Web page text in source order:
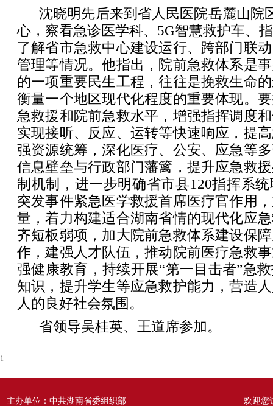
沈晓明先后来到省人民医院岳麓山院
心，察看急诊医学科、5G智慧救护车、
了解省市急救中心建设运行、跨部门联
管理等情况。他指出，院前急救体系是
的一项重要民生工程，往往是挽救生命
衡量一个地区现代化程度的重要体现。
急救援和院前急救水平，增强指挥调度
实现接听、反应、运转等快速响应，提
强资源统筹，深化医疗、公安、应急等
信息壁垒与行政部门藩篱，提升应急救
制机制，进一步明确省市县120指挥系
突发事件紧急医学救援首席医疗官作用
量，着力构建适合湖南省情的现代化应
齐短板弱项，加大院前急救体系建设保
作，建强人才队伍，推动院前医疗急救
强健康教育，持续开展“第一目击者”急
知识，提升学生等应急救护能力，营造
人的良好社会氛围。
省领导吴桂英、王道席参加。
1
主办单位：中共湖南省委组织部
欢迎您